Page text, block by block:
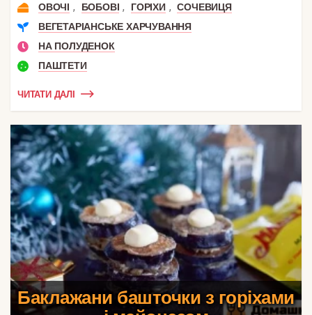
ОВОЧІ , БОБОВІ , ГОРІХИ , СОЧЕВИЦЯ
ВЕГЕТАРІАНСЬКЕ ХАРЧУВАННЯ
НА ПОЛУДЕНОК
ПАШТЕТИ
ЧИТАТИ ДАЛІ
Баклажани башточки з горіхами